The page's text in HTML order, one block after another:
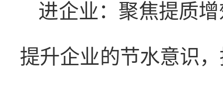
进企业：聚焦提质
提升企业的节水意识